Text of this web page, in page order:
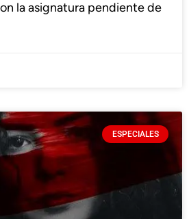
la asignatura pendiente de
ESPECIALES